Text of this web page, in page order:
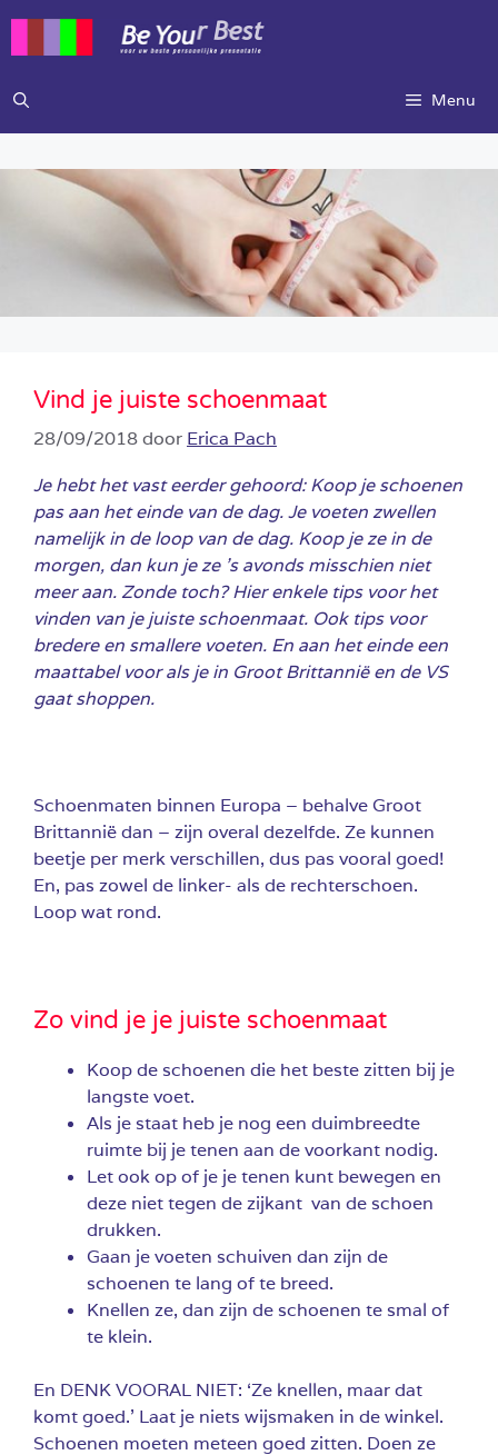
inhoud
Menu
Vind je juiste schoenmaat
28/09/2018door Erica Pach
Je hebt het vast eerder gehoord: Koop je schoenen
pas aan het einde van de dag. Je voeten zwellen
namelijk in de loop van de dag. Koop je ze in de
morgen, dan kun je ze ’s avonds misschien niet
meer aan. Zonde toch? Hier enkele tips voor het
vinden van je juiste schoenmaat. Ook tips voor
bredere en smallere voeten. En aan het einde een
maattabel voor als je in Groot Brittannië en de VS
gaat shoppen.
Schoenmaten binnen Europa – behalve Groot
Brittannië dan – zijn overal dezelfde. Ze kunnen
beetje per merk verschillen, dus pas vooral goed!
En, pas zowel de linker- als de rechterschoen.
Loop wat rond.
Zo vind je je juiste schoenmaat
Koop de schoenen die het beste zitten bij je
langste voet.
Als je staat heb je nog een duimbreedte
ruimte bij je tenen aan de voorkant nodig.
Let ook op of je je tenen kunt bewegen en
deze niet tegen de zijkant van de schoen
drukken.
Gaan je voeten schuiven dan zijn de
schoenen te lang of te breed.
Knellen ze, dan zijn de schoenen te smal of
te klein.
En DENK VOORAL NIET: ‘Ze knellen, maar dat
komt goed.’ Laat je niets wijsmaken in de winkel.
Schoenen moeten meteen goed zitten. Doen ze